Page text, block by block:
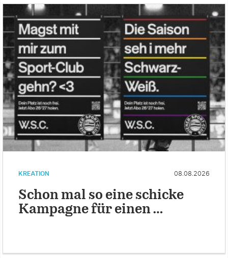
KREATION 08.08.2026
Schon mal so eine schicke
Kampagne für einen …